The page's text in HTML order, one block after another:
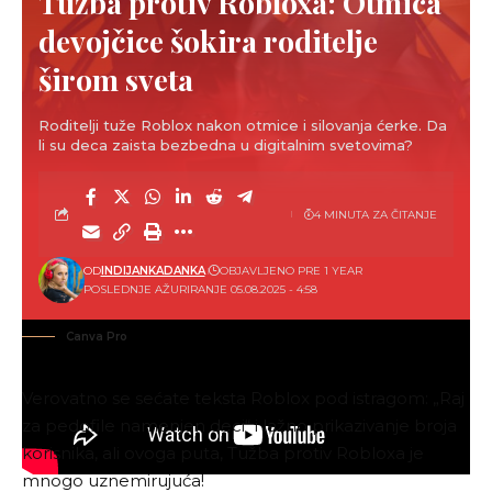
devojčice šokira roditelje
širom sveta
Roditelji tuže Roblox nakon otmice i silovanja ćerke. Da
li su deca zaista bezbedna u digitalnim svetovima?
POSLEDNJE AŽURIRANJE 05.08.2025 - 4:58
ODINDIJANKADANKA OBJAVLJENO PRE 1 YEAR
4 MINUTA ZA ČITANJE
Canva Pro
za pedofile namenjen deci“ i lažno prikazivanje broja
korisnika
mnogo uznemirujuća!